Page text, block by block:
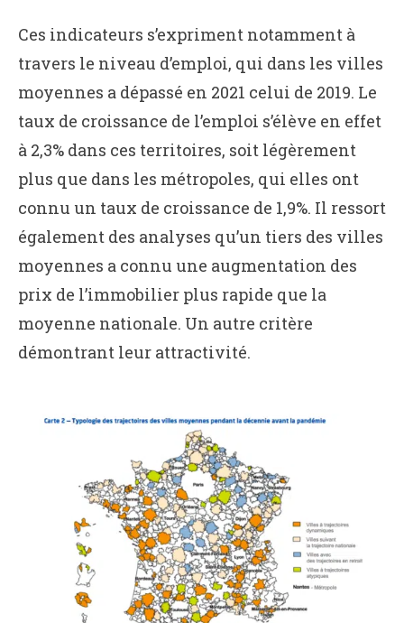
Ces indicateurs s’expriment notamment à
travers le niveau d’emploi, qui dans les villes
moyennes a dépassé en 2021 celui de 2019. Le
taux de croissance de l’emploi s’élève en effet
à 2,3% dans ces territoires, soit légèrement
plus que dans les métropoles, qui elles ont
connu un taux de croissance de 1,9%. Il ressort
également des analyses qu’un tiers des villes
moyennes a connu une augmentation des
prix de l’immobilier plus rapide que la
moyenne nationale. Un autre critère
démontrant leur attractivité.